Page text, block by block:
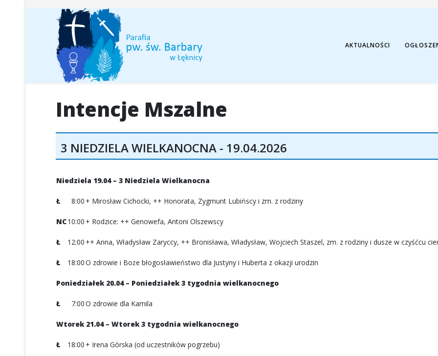
AKTUALNOŚCI
Intencje Mszalne
3 NIEDZIELA WIELKANOCNA - 19.04.2026
Niedziela 19.04 – 3 Niedziela Wielkanocna
Ł 8:00 + Mirosław Cichocki, ++ Honorata, Zygmunt Lubińscy i zm. z rodziny
NC10:00 + Rodzice: ++ Genowefa, Antoni Olszewscy
Ł 12:00 ++ Anna, Władysław Zaryccy, ++ Bronisława, Władysław, Wojciech Staszel, zm. z rodziny i dusze w czyśćcu
Ł 18:00O zdrowie i Boże błogosławieństwo dla Justyny i Huberta z okazji urodzin
Poniedziałek 20.04 – Poniedziałek 3 tygodnia wielkanocnego
Ł 7:00O zdrowie dla Kamila
Wtorek 21.04 – Wtorek 3 tygodnia wielkanocnego
Ł 18:00 + Irena Górska (od uczestników pogrzebu)